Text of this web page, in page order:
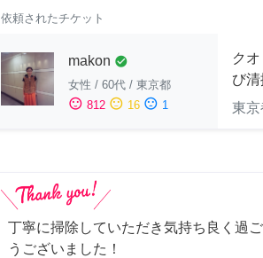
依頼されたチケット
makon check_circle
女性 / 60代 / 東京都
sentiment_satisfied 812 sentiment_neutral 16 sentiment_dissatisfied 1
ク
び
東京
丁寧に掃除していただき気持ち良く過
うございました！